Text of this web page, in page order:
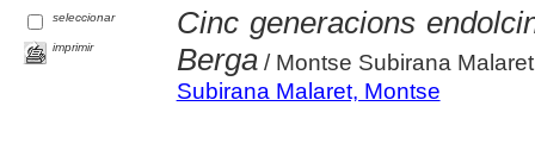
seleccionar
imprimir
Cinc generacions
Berga/ Montse Subirana
Subirana Malaret, Montse